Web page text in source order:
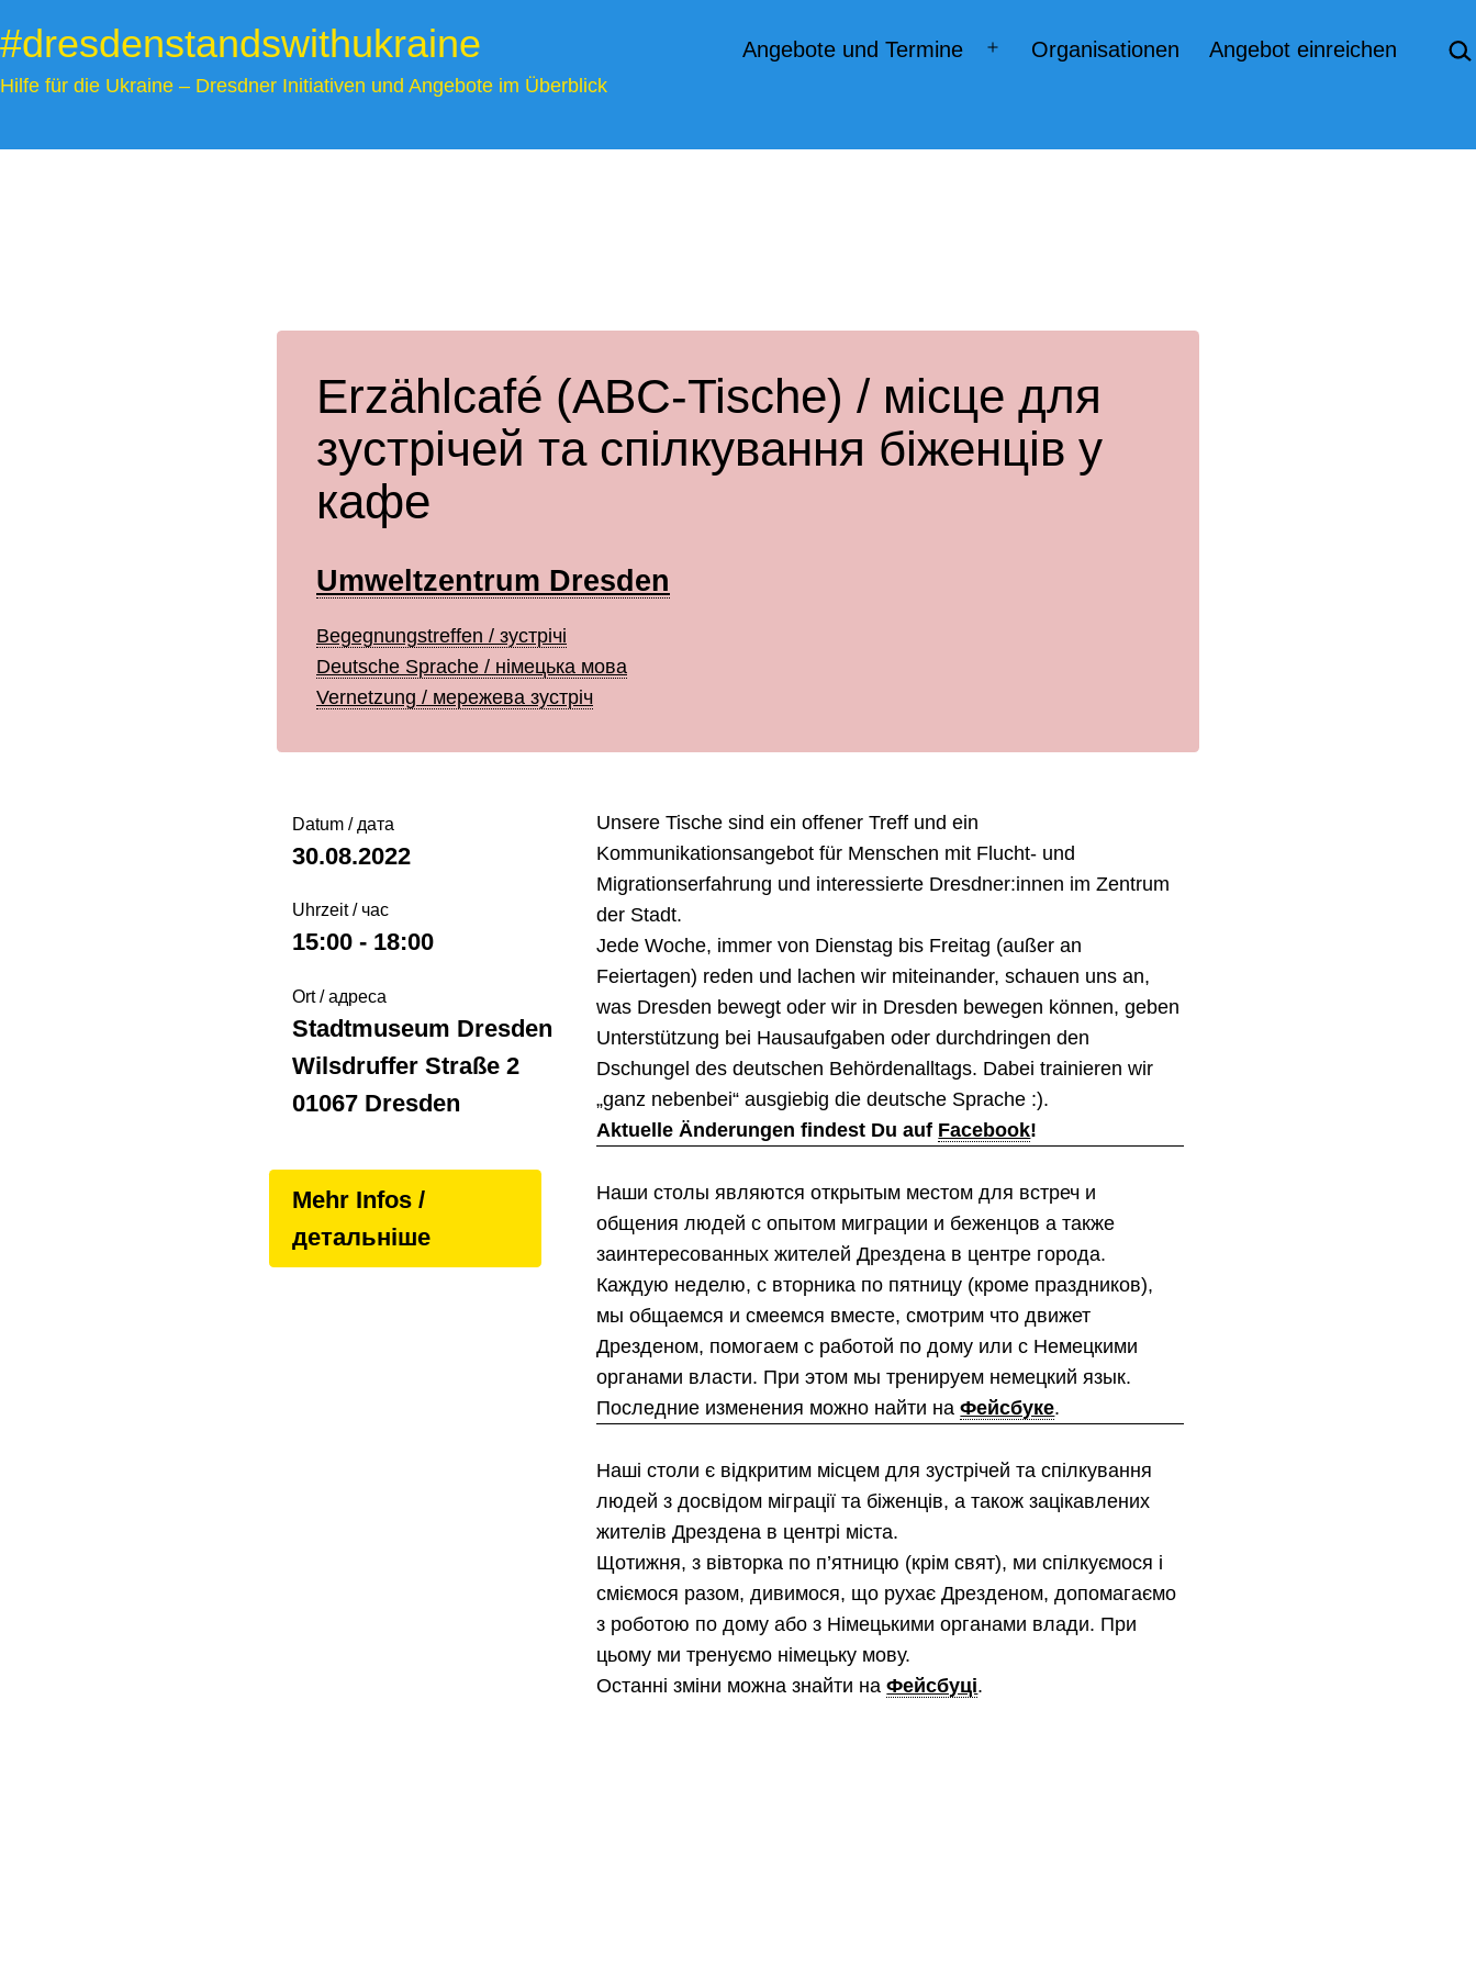
Inhalt
springen
#dresdenstandswithukraine
Hilfe für die Ukraine – Dresdner Initiativen und Angebote im Überblick
Angebote und Termine
MenüOrganisationen Angebot einreichen
Erzählcafé (ABC-Tische) / місце для
зустрічей та спілкування біженців у
кафе
Umweltzentrum Dresden
Begegnungstreffen / зустрічі
Deutsche Sprache / німецька мова
Vernetzung / мережева зустріч
Datum / дата
30.08.2022
Uhrzeit / час
15:00 - 18:00
Ort / адреса
Stadtmuseum Dresden
Wilsdruffer Straße 2
01067 Dresden
Mehr Infos /
детальніше
Unsere Tische sind ein offener Treff und ein
Kommunikationsangebot für Menschen mit Flucht- und
Migrationserfahrung und interessierte Dresdner:innen im Zentrum
der Stadt.
Jede Woche, immer von Dienstag bis Freitag (außer an
Feiertagen) reden und lachen wir miteinander, schauen uns an,
was Dresden bewegt oder wir in Dresden bewegen können, geben
Unterstützung bei Hausaufgaben oder durchdringen den
Dschungel des deutschen Behördenalltags. Dabei trainieren wir
„ganz nebenbei“ ausgiebig die deutsche Sprache :).
Aktuelle Änderungen findest Du auf Facebook!
Наши столы являются открытым местом для встреч и
общения людей с опытом миграции и беженцов а также
заинтересованных жителей Дрездена в центре города.
Каждую неделю, с вторника по пятницу (кроме праздников),
мы общаемся и смеемся вместе, смотрим что движет
Дрезденом, помогаем с работой по дому или с Немецкими
органами власти. При этом мы тренируем немецкий язык.
Последние изменения можно найти наФейсбуке.
Наші столи є відкритим місцем для зустрічей та спілкування
людей з досвідом міграції та біженців, а також зацікавлених
жителів Дрездена в центрі міста.
Щотижня, з вівторка по п’ятницю (крім свят), ми спілкуємося і
сміємося разом, дивимося, що рухає Дрезденом, допомагаємо
з роботою по дому або з Німецькими органами влади. При
цьому ми тренуємо німецьку мову.
Останні зміни можна знайти наФейсбуці.